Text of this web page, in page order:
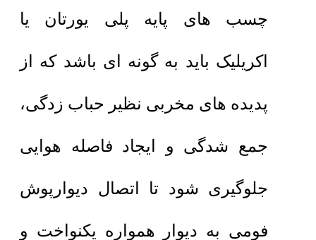
چسب های پایه پلی یورتان یا
اکریلیک باید به گونه ای باشد که از
پدیده های مخربی نظیر حباب زدگی،
جمع شدگی و ایجاد فاصله هوایی
جلوگیری شود تا اتصال دیوارپوش
فومی به دیوار همواره یکنواخت و